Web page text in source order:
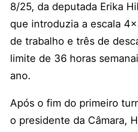
8/25, da deputada Erika
que introduzia a escala
de trabalho e três de
limite de 36 horas
ano.
Após o fim do primeiro
o presidente da Câmara,